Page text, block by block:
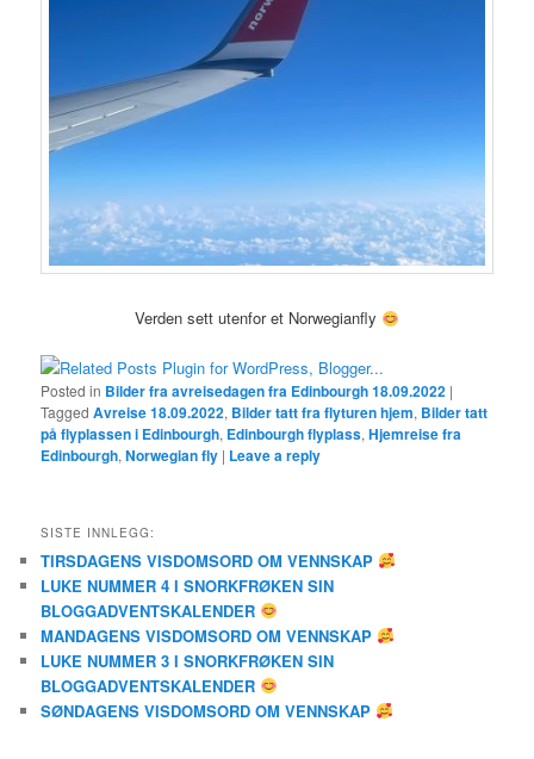
Verden sett utenfor et Norwegianfly
Posted in Bilder fra avreisedagen fra Edinbourgh 18.09.2022 |
Tagged Avreise 18.09.2022, Bilder tatt fra flyturen hjem, Bilder tatt
på flyplassen i Edinbourgh, Edinbourgh flyplass,Hjemreise fra
Edinbourgh,Norwegian fly | Leave a reply
SISTE INNLEGG:
TIRSDAGENS VISDOMSORD OM VENNSKAP
LUKE NUMMER 4 I SNORKFRØKEN SIN
BLOGGADVENTSKALENDER
MANDAGENS VISDOMSORD OM VENNSKAP
LUKE NUMMER 3 I SNORKFRØKEN SIN
BLOGGADVENTSKALENDER
SØNDAGENS VISDOMSORD OM VENNSKAP